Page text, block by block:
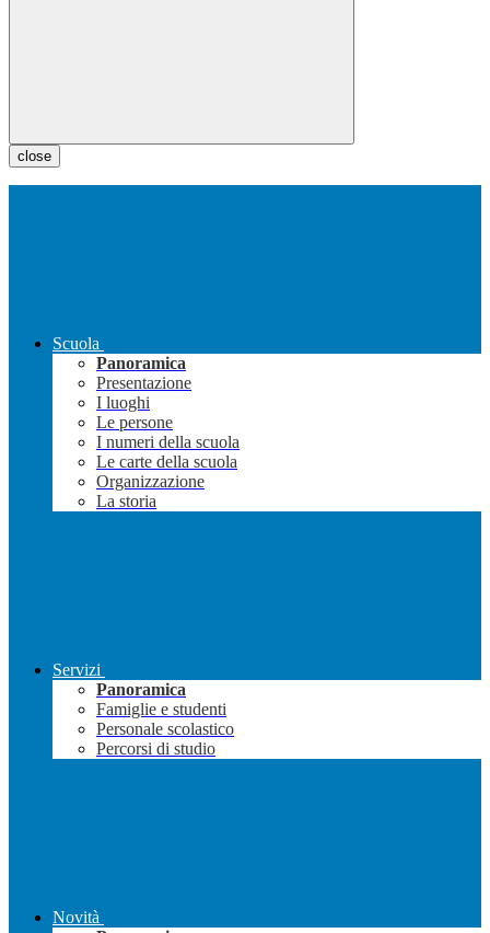
close
Scuola
Panoramica
Presentazione
I luoghi
Le persone
I numeri della scuola
Le carte della scuola
Organizzazione
La storia
Servizi
Panoramica
Famiglie e studenti
Personale scolastico
Percorsi di studio
Novità